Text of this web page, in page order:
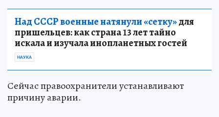
Над СССР военные натянули «сетку»для
пришельцев: как страна 13 лет тайно
искала и изучала инопланетных гостей
НАУКА
Сейчас правоохранители устанавливают
причину аварии.